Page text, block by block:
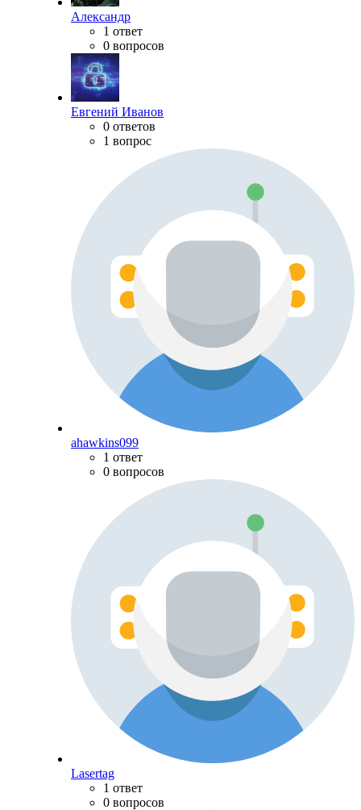
Александр
1 ответ
0 вопросов
Евгений Иванов
0 ответов
1 вопрос
ahawkins099
1 ответ
0 вопросов
Lasertag
1 ответ
0 вопросов